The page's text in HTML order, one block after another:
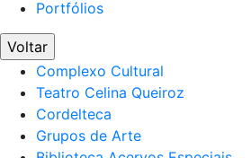
Portfólios
Voltar
Complexo Cultural
Teatro Celina Queiroz
Cordelteca
Grupos de Arte